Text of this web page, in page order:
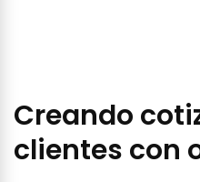
Creando
clientes con